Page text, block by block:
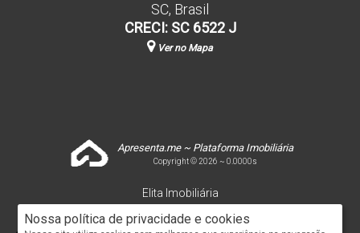
Nossa política de privacidade e cookies
SC, Brasil
CRECI: SC 6522 J
Ver no Mapa
Apresenta.me ~ Plataforma Imobiliária
Copyright © 2026 ~ 0.0000s
Elita Imobiliária